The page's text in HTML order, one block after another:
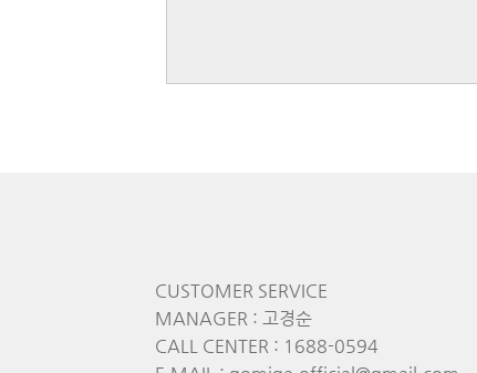
CUSTOMER SERVICE
MANAGER : 고경순
CALL CENTER : 1688-0594